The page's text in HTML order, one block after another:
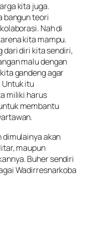
kita juga.
bangun teori
Nah di
kita mampu.
dari diri kita sendiri,
malu dengan
gandeng agar
itu
miliki harus
membantu
dimulainya akan
maupun
Buher sendiri
Wadirresnarkoba